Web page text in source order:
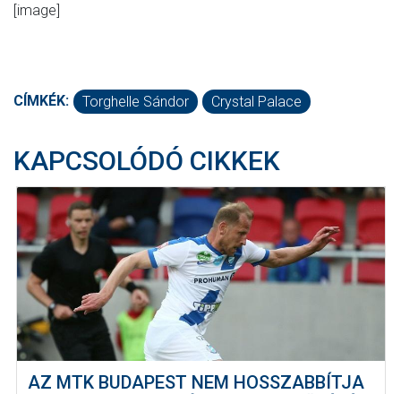
[image]
CÍMKÉK: Torghelle Sándor Crystal Palace
KAPCSOLÓDÓ CIKKEK
AZ MTK BUDAPEST NEM HOSSZABBÍTJA